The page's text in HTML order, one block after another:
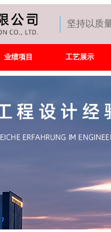
坚持以质
业绩项目 工艺展示